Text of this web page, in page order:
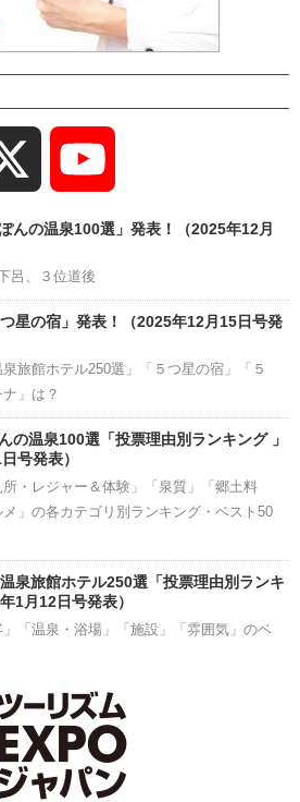
Channel
んの温泉100選」発表！（2025年12月
呂、３位道後
星の宿」発表！（2025年12月15日号発
旅館ホテル250選」「５つ星の宿」「５
」は？
の温泉100選「投票理由別ランキング 」
号発表）
所・レジャー＆体験」「泉質」「郷土料
」の各カテゴリ別ランキング・ベスト50
泉旅館ホテル250選「投票理由別ランキ
1月12日号発表）
」「温泉・浴場」「施設」「雰囲気」のベ